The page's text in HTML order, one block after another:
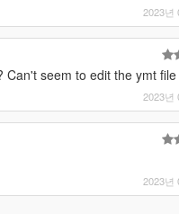
2023년
seem to edit the ymt file
2023년
2023년